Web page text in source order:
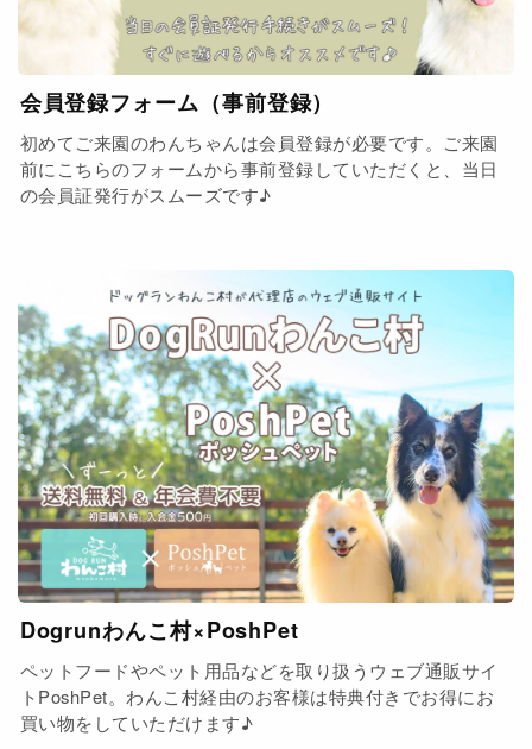
会員登録フォーム（事前登録）
初めてご来園のわんちゃんは会員登録が必要です。ご来園
前にこちらのフォームから事前登録していただくと、当日
の会員証発行がスムーズです♪
Dogrunわんこ村×PoshPet
ペットフードやペット用品などを取り扱うウェブ通販サイ
トPoshPet。わんこ村経由のお客様は特典付きでお得にお
買い物をしていただけます♪